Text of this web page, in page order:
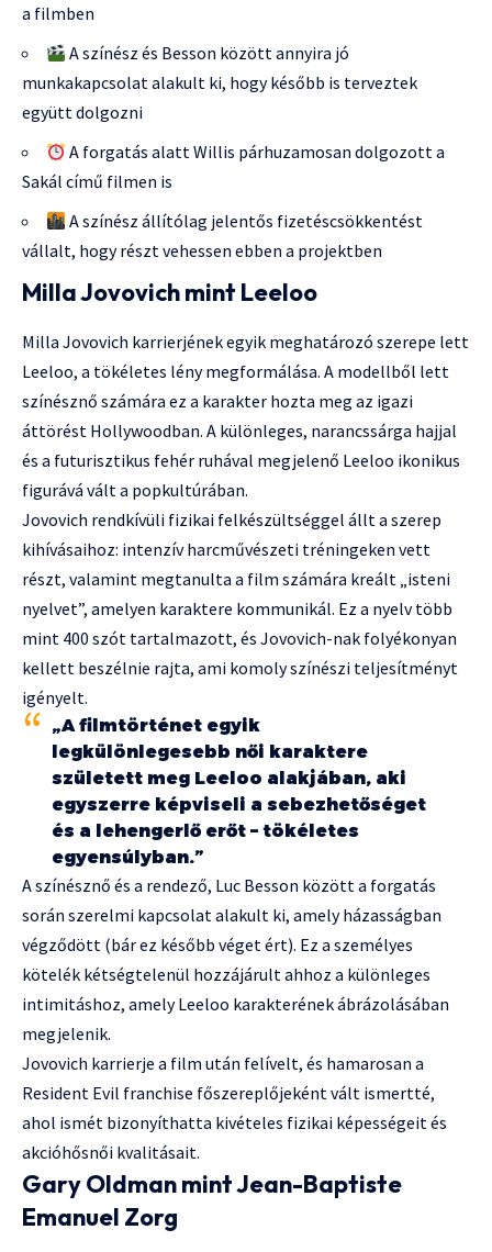
a filmben
A színész és Besson között annyira jó
munkakapcsolat alakult ki, hogy később is terveztek
együtt dolgozni
A forgatás alatt Willis párhuzamosan dolgozott a
Sakál című filmen is
A színész állítólag jelentős fizetéscsökkentést
vállalt, hogy részt vehessen ebben a projektben
Milla Jovovich mint Leeloo
Milla Jovovich karrierjének egyik meghatározó szerepe lett
Leeloo, a tökéletes lény megformálása. A modellből lett
színésznő számára ez a karakter hozta meg az igazi
áttörést Hollywoodban. A különleges, narancssárga hajjal
és a futurisztikus fehér ruhával megjelenő Leeloo ikonikus
figurává vált a popkultúrában.
Jovovich rendkívüli fizikai felkészültséggel állt a szerep
kihívásaihoz: intenzív harcművészeti tréningeken vett
részt, valamint megtanulta a film számára kreált „isteni
nyelvet”, amelyen karaktere kommunikál. Ez a nyelv több
mint 400 szót tartalmazott, és Jovovich-nak folyékonyan
kellett beszélnie rajta, ami komoly színészi teljesítményt
igényelt.
„A filmtörténet egyik
legkülönlegesebb női karaktere
született meg Leeloo alakjában, aki
egyszerre képviseli a sebezhetőséget
és a lehengerlő erőt – tökéletes
egyensúlyban.”
A színésznő és a rendező, Luc Besson között a forgatás
során szerelmi kapcsolat alakult ki, amely házasságban
végződött (bár ez később véget ért). Ez a személyes
kötelék kétségtelenül hozzájárult ahhoz a különleges
intimitáshoz, amely Leeloo karakterének ábrázolásában
megjelenik.
Jovovich karrierje a film után felívelt, és hamarosan a
Resident Evil franchise főszereplőjeként vált ismertté,
ahol ismét bizonyíthatta kivételes fizikai képességeit és
akcióhősnői kvalitásait.
Gary Oldman mint Jean-Baptiste
Emanuel Zorg